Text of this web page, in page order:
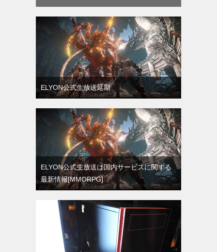
ELYON公式生放送延期
ELYON公式生放送は国内サービスに関する
最新情報[MMORPG]